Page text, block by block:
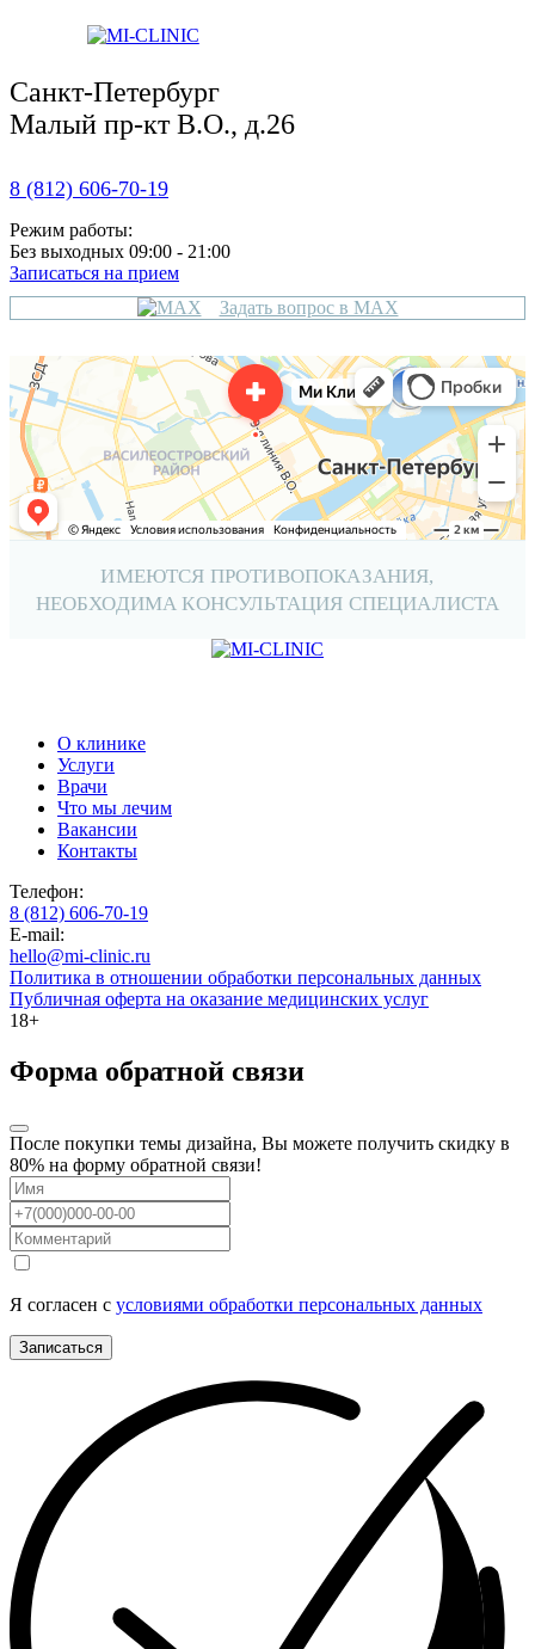
Санкт-Петербург
Малый пр-кт В.О., д.26
8 (812) 606-70-19
Режим работы:
Без выходных 09:00 - 21:00
Записаться на прием
Задать вопрос в MAX
ИМЕЮТСЯ ПРОТИВОПОКАЗАНИЯ,
НЕОБХОДИМА КОНСУЛЬТАЦИЯ СПЕЦИАЛИСТА
О клинике
Услуги
Врачи
Что мы лечим
Вакансии
Контакты
Телефон:
8 (812) 606-70-19
E-mail:
hello@mi-clinic.ru
Политика в отношении обработки персональных данных
Публичная оферта на оказание медицинских услуг
18+
Форма обратной связи
После покупки темы дизайна, Вы можете получить скидку в
80% на форму обратной связи!
Я согласен с условиями обработки персональных данных
Записаться